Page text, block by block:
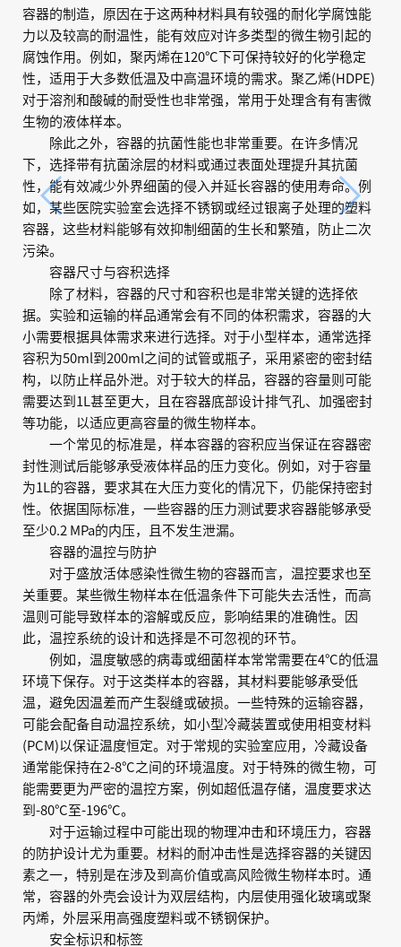
容器的制造，原因在于这两种材料具有较强的耐化学腐蚀能
力以及较高的耐温性，能有效应对许多类型的微生物引起的
腐蚀作用。例如，聚丙烯在120°C下可保持较好的化学稳定
性，适用于大多数低温及中高温环境的需求。聚乙烯(HDPE)
对于溶剂和酸碱的耐受性也非常强，常用于处理含有有害微
生物的液体样本。
除此之外，容器的抗菌性能也非常重要。在许多情况
下，选择带有抗菌涂层的材料或通过表面处理提升其抗菌
性，能有效减少外界细菌的侵入并延长容器的使用寿命。例
如，某些医院实验室会选择不锈钢或经过银离子处理的塑料
容器，这些材料能够有效抑制细菌的生长和繁殖，防止二次
污染。
容器尺寸与容积选择
除了材料，容器的尺寸和容积也是非常关键的选择依
据。实验和运输的样品通常会有不同的体积需求，容器的大
小需要根据具体需求来进行选择。对于小型样本，通常选择
容积为50ml到200ml之间的试管或瓶子，采用紧密的密封结
构，以防止样品外泄。对于较大的样品，容器的容量则可能
需要达到1L甚至更大，且在容器底部设计排气孔、加强密封
等功能，以适应更高容量的微生物样本。
一个常见的标准是，样本容器的容积应当保证在容器密
封性测试后能够承受液体样品的压力变化。例如，对于容量
为1L的容器，要求其在大压力变化的情况下，仍能保持密封
性。依据国际标准，一些容器的压力测试要求容器能够承受
至少0.2 MPa的内压，且不发生泄漏。
容器的温控与防护
对于盛放活体感染性微生物的容器而言，温控要求也至
关重要。某些微生物样本在低温条件下可能失去活性，而高
温则可能导致样本的溶解或反应，影响结果的准确性。因
此，温控系统的设计和选择是不可忽视的环节。
例如，温度敏感的病毒或细菌样本常常需要在4°C的低温
环境下保存。对于这类样本的容器，其材料要能够承受低
温，避免因温差而产生裂缝或破损。一些特殊的运输容器，
可能会配备自动温控系统，如小型冷藏装置或使用相变材料
(PCM)以保证温度恒定。对于常规的实验室应用，冷藏设备
通常能保持在2-8°C之间的环境温度。对于特殊的微生物，可
能需要更为严密的温控方案，例如超低温存储，温度要求达
到-80°C至-196°C。
对于运输过程中可能出现的物理冲击和环境压力，容器
的防护设计尤为重要。材料的耐冲击性是选择容器的关键因
素之一，特别是在涉及到高价值或高风险微生物样本时。通
常，容器的外壳会设计为双层结构，内层使用强化玻璃或聚
丙烯，外层采用高强度塑料或不锈钢保护。
安全标识和标签